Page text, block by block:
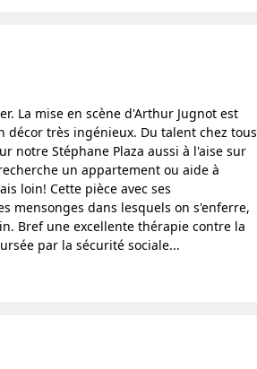
La mise en scène d'Arthur Jugnot est
très ingénieux. Du talent chez tous
notre Stéphane Plaza aussi à l'aise sur
un appartement ou aide à
loin! Cette pièce avec ses
mensonges dans lesquels on s'enferre,
Bref une excellente thérapie contre la
par la sécurité sociale...